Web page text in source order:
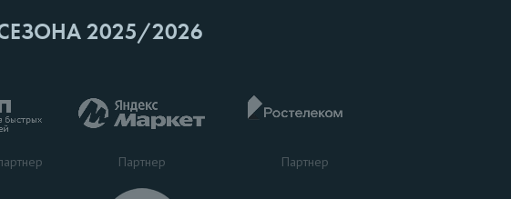
2025/2026
Партнер Партнер